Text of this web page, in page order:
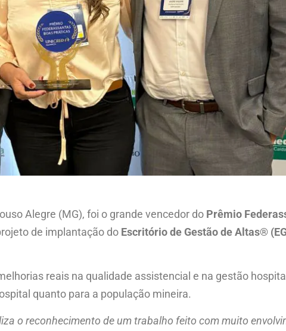
Alegre (MG), foi o grande vencedor do Prêmio
de implantação do Escritório de Gestão de Altas®
reais na qualidade assistencial e na gestão
quanto para a população mineira.
o reconhecimento de um trabalho feito com muito